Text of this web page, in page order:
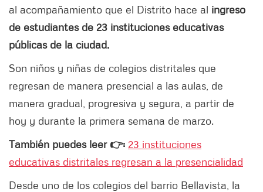
al acompañamiento que el Distrito hace al ingreso
de estudiantes de 23 instituciones educativas
públicas de la ciudad.
Son niños y niñas de colegios distritales que
regresan de manera presencial a las aulas, de
manera gradual, progresiva y segura, a partir de
hoy y durante la primera semana de marzo.
También puedes leer 👉: 23 instituciones
educativas distritales regresan a la presencialidad
Desde uno de los colegios del barrio Bellavista, la